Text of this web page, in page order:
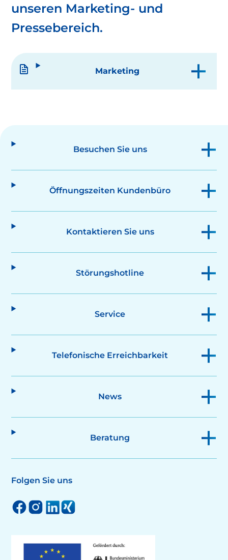
unseren Marketing- und
Pressebereich.
Marketing
Besuchen Sie uns
Öffnungszeiten Kundenbüro
Kontaktieren Sie uns
Störungshotline
Service
Telefonische Erreichbarkeit
News
Beratung
Folgen Sie uns